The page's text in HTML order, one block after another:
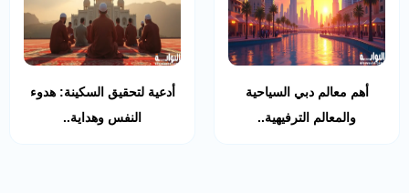
أهم معالم دبي السياحية
والمعالم الترفيهية..
أدعية لتحقيق السكينة: هدوء
النفس وهداية..